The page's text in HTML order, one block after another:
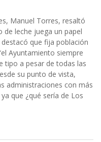
Manuel Torres, resaltó
de leche juega un papel
que fija población
Ayuntamiento siempre
tipo a pesar de todas las
su punto de vista,
administraciones con más
que ¿qué sería de Los